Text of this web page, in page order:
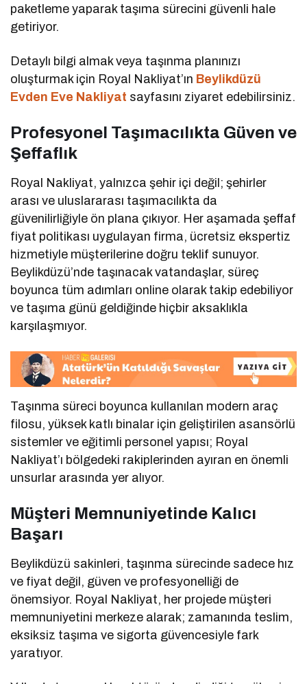
paketleme yaparak taşıma sürecini güvenli hale
getiriyor.
Detaylı bilgi almak veya taşınma planınızı
oluşturmak için Royal Nakliyat’ın Beylikdüzü
Evden Eve Nakliyat sayfasını ziyaret edebilirsiniz.
Profesyonel Taşımacılıkta Güven ve
Şeffaflık
Royal Nakliyat, yalnızca şehir içi değil; şehirler
arası ve uluslararası taşımacılıkta da
güvenilirliğiyle ön plana çıkıyor. Her aşamada şeffaf
fiyat politikası uygulayan firma, ücretsiz ekspertiz
hizmetiyle müşterilerine doğru teklif sunuyor.
Beylikdüzü’nde taşınacak vatandaşlar, süreç
boyunca tüm adımları online olarak takip edebiliyor
ve taşıma günü geldiğinde hiçbir aksaklıkla
karşılaşmıyor.
Taşınma süreci boyunca kullanılan modern araç
filosu, yüksek katlı binalar için geliştirilen asansörlü
sistemler ve eğitimli personel yapısı; Royal
Nakliyat’ı bölgedeki rakiplerinden ayıran en önemli
unsurlar arasında yer alıyor.
Müşteri Memnuniyetinde Kalıcı
Başarı
Beylikdüzü sakinleri, taşınma sürecinde sadece hız
ve fiyat değil, güven ve profesyonelliği de
önemsiyor. Royal Nakliyat, her projede müşteri
memnuniyetini merkeze alarak; zamanında teslim,
eksiksiz taşıma ve sigorta güvencesiyle fark
yaratıyor.